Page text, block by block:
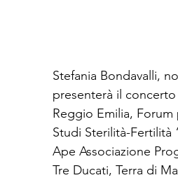
Stefania Bondavalli,
presenterà il
Reggio Emilia,
Studi Sterilità-Fertilità
Ape Associazione
Tre Ducati, Terra di